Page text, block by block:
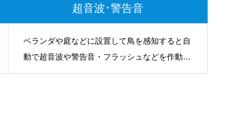
超音波･警告音
ベランダや庭などに設置して鳥を感知すると自
動で超音波や警告音・フラッシュなどを作動さ
せて鳩の侵入を防ぐという装置です。